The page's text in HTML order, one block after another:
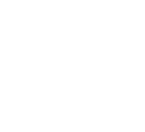
nr 51
Samorządu